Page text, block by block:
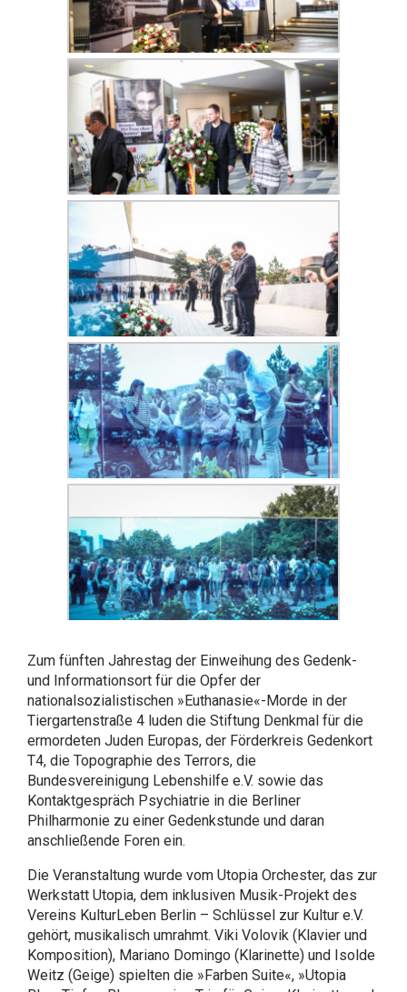
Zum fünften Jahrestag der Einweihung des Gedenk-
und Informationsort für die Opfer der
nationalsozialistischen »Euthanasie«-Morde in der
Tiergartenstraße 4 luden die Stiftung Denkmal für die
ermordeten Juden Europas, der Förderkreis Gedenkort
T4, die Topographie des Terrors, die
Bundesvereinigung Lebenshilfe e.V. sowie das
Kontaktgespräch Psychiatrie in die Berliner
Philharmonie zu einer Gedenkstunde und daran
anschließende Foren ein.
Die Veranstaltung wurde vom Utopia Orchester, das zur
Werkstatt Utopia, dem inklusiven Musik-Projekt des
Vereins KulturLeben Berlin – Schlüssel zur Kultur e.V.
gehört, musikalisch umrahmt. Viki Volovik (Klavier und
Komposition), Mariano Domingo (Klarinette) und Isolde
Weitz (Geige) spielten die »Farben Suite«, »Utopia